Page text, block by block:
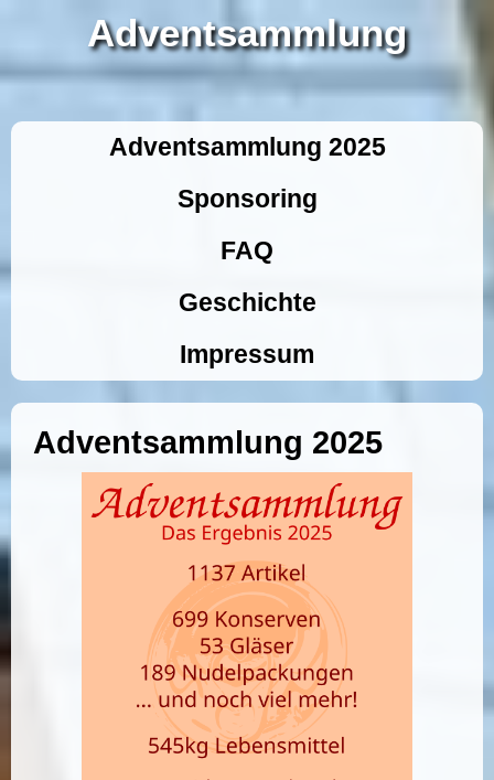
Adventsammlung
Adventsammlung 2025
Sponsoring
FAQ
Geschichte
Impressum
Adventsammlung 2025